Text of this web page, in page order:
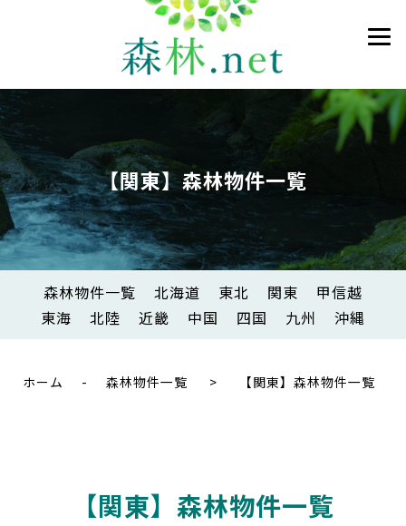
【関東】森林物件一覧
森林物件一覧 北海道 東北 関東
甲信越
東海
北陸 近畿 中国 四国 九州 沖縄
ホーム - 森林物件一覧 > 【関東】森林物件一覧
【関東】森林物件一覧